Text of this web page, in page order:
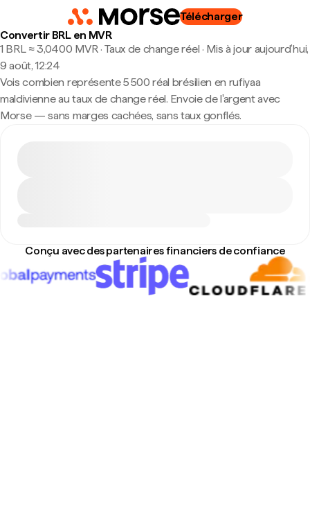
Télécharger
Convertir BRL en MVR
1 BRL ≈ 3,0400 MVR · Taux de change réel · Mis à jour aujourd’hui,
9 août, 12:24
Vois combien représente 5 500 réal brésilien en rufiyaa
maldivienne au taux de change réel. Envoie de l'argent avec
Morse — sans marges cachées, sans taux gonflés.
Conçu avec des partenaires financiers de confiance